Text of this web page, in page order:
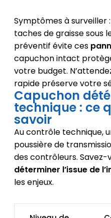
Symptômes à surveiller
taches de graisse sous
préventif évite ces
capuchon intact
votre budget.
rapide préserve votre
Capuchon
technique : ce
savoir
Au contrôle technique,
poussière de
des contrôleurs. Savez-
déterminer l’issue de
les enjeux.